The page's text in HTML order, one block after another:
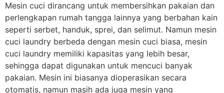
Mesin cuci dirancang untuk membersihkan pakaian dan
perlengkapan rumah tangga lainnya yang berbahan kain
seperti serbet, handuk, sprei, dan selimut. Namun mesin
cuci laundry berbeda dengan mesin cuci biasa, mesin
cuci laundry memiliki kapasitas yang lebih besar,
sehingga dapat digunakan untuk mencuci banyak
pakaian. Mesin ini biasanya dioperasikan secara
otomatis, namun masih ada juga mesin yang